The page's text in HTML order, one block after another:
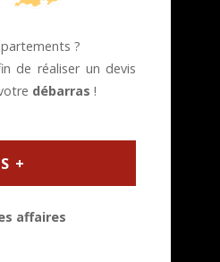
?
de réaliser un devis
débarras !
+
affaires